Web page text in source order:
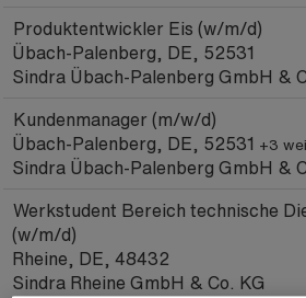
Produktentwickler Eis (w/m/d)
Übach-Palenberg, DE, 52531
Sindra Übach-Palenberg GmbH &
Kundenmanager (m/w/d)
Übach-Palenberg, DE, 52531 +3
Sindra Übach-Palenberg GmbH &
Werkstudent Bereich technische
(w/m/d)
Rheine, DE, 48432
Sindra Rheine GmbH & Co. KG